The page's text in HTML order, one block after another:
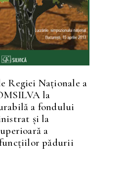
Regiei Naţionale a
la
a fondului
şi la
a
pădurii